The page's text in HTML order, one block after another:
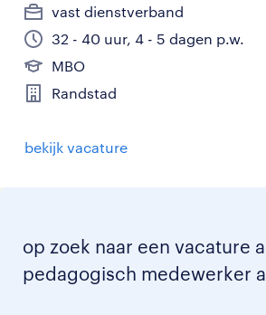
vast dienstverband
32 - 40 uur, 4 - 5 dagen p.w.
MBO
Randstad
bekijk vacature
op zoek naar een vacature
pedagogisch medewerker